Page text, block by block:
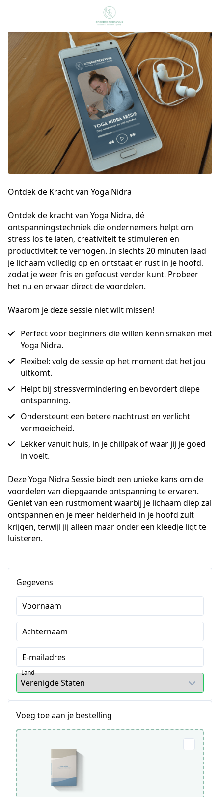
Ontdek de Krachtvan Yoga Nidra
Ontdek de kracht van Yoga Nidra, dé
ontspanningstechniek die ondernemers helpt om
stress los te laten, creativiteit te stimuleren en
productiviteit te verhogen. In slechts 20 minuten laad
je lichaam volledig op en ontstaat er rust in je hoofd,
zodat je weer fris en gefocust verder kunt! Probeer
het nu en ervaar direct de voordelen.
Waarom je deze sessie niet wilt missen!
Perfect voor beginners die willen kennismaken met
Yoga Nidra.
Flexibel: volg de sessie op het moment dat het jou
uitkomt.
Helpt bij stressvermindering en bevordert diepe
ontspanning.
Ondersteunt een betere nachtrust en verlicht
vermoeidheid.
Lekker vanuit huis, in je chillpak of waar jij je goed
in voelt.
Deze Yoga Nidra Sessie biedt een unieke kans om de
voordelen van diepgaande ontspanning te ervaren.
Geniet van een rustmoment waarbij je lichaam diep zal
ontspannen en je meer helderheid in je hoofd zult
krijgen, terwijl jij alleen maar onder een kleedje ligt te
luisteren.
Gegevens
Voornaam
Achternaam
E-mailadres
Land
Voeg toe aan je bestelling